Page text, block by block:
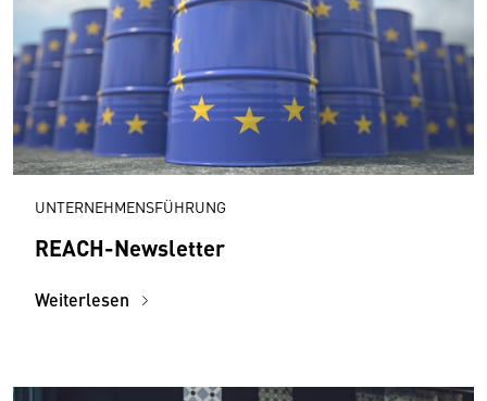
UNTERNEHMENSFÜHRUNG
REACH-Newsletter
Weiterlesen